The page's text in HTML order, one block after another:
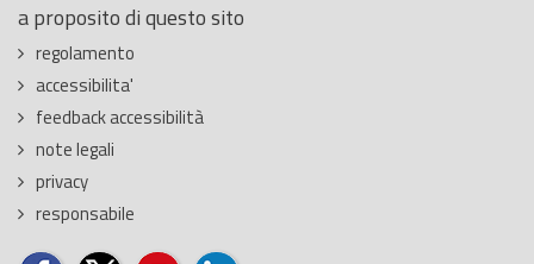
a proposito di questo sito
regolamento
accessibilita'
feedback accessibilità
note legali
privacy
responsabile